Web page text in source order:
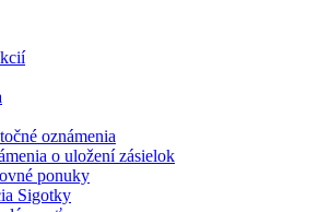
oznámenia
o uložení zásielok
ponuky
Sigotky